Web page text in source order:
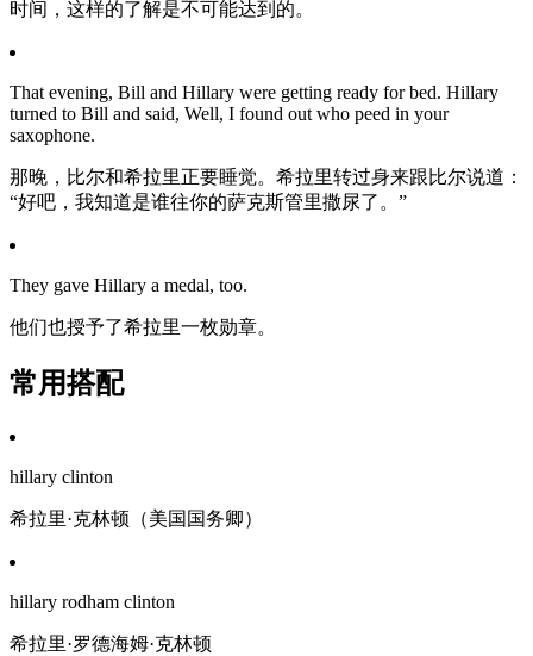
时间，这样的了解是不可能达到的。
That evening, Bill and Hillary were getting ready for bed. Hillary
turned to Bill and said, Well, I found out who peed in your
saxophone.
那晚，比尔和希拉里正要睡觉。希拉里转过身来跟比尔说道：
“好吧，我知道是谁往你的萨克斯管里撒尿了。”
They gave Hillary a medal, too.
他们也授予了希拉里一枚勋章。
常用搭配
hillary clinton
希拉里·克林顿（美国国务卿）
hillary rodham clinton
希拉里·罗德海姆·克林顿